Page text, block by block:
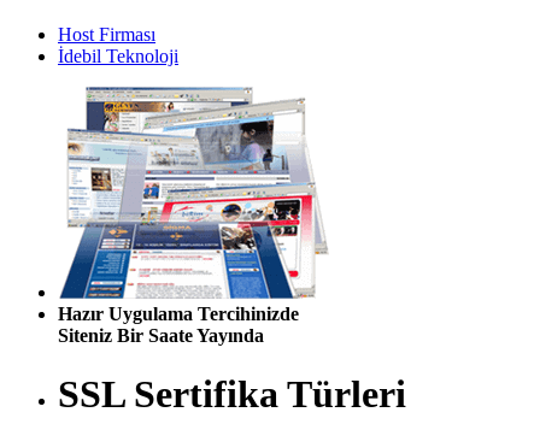
Host Firması
İdebil Teknoloji
Hazır Uygulama Tercihinizde
Siteniz Bir Saate Yayında
SSL Sertifika Türleri